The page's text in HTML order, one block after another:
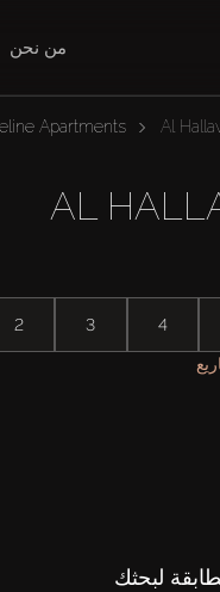
من نحن
Apartments Al
2 3 4
لبحثك